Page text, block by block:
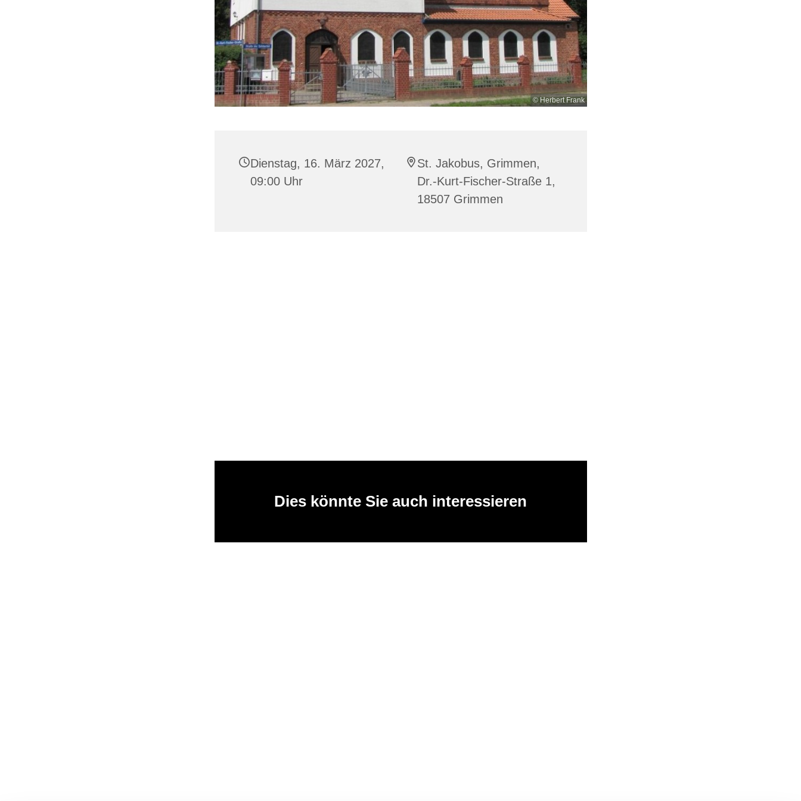
© Herbert Frank
Dienstag, 16. März 2027,
09:00 Uhr
St. Jakobus, Grimmen,
Dr.-Kurt-Fischer-Straße 1,
18507 Grimmen
Dies könnte Sie auch interessieren